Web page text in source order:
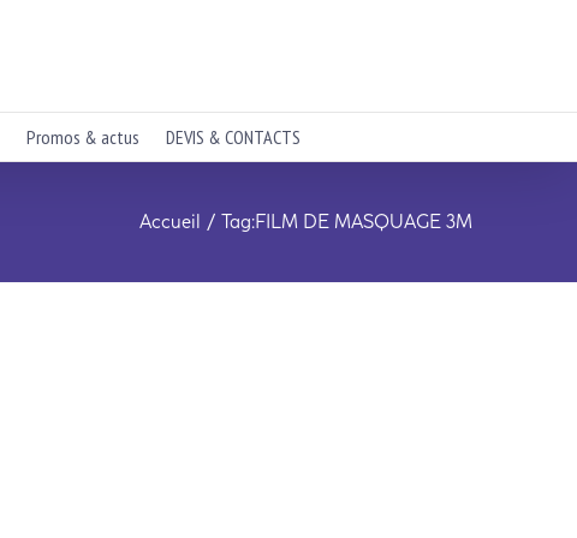
Promos & actus DEVIS & CONTACTS
Accueil Tag:FILM DE MASQUAGE 3M